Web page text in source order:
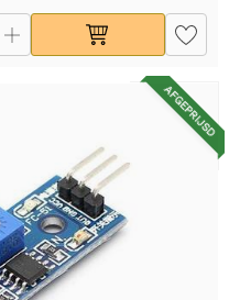
AFGEPRIJSD